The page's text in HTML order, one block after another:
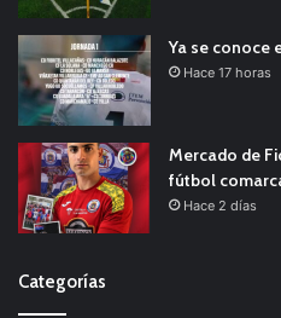
Ya se conoce
Hace 17 horas
Mercado de
fútbol
Hace 2 días
Categorías